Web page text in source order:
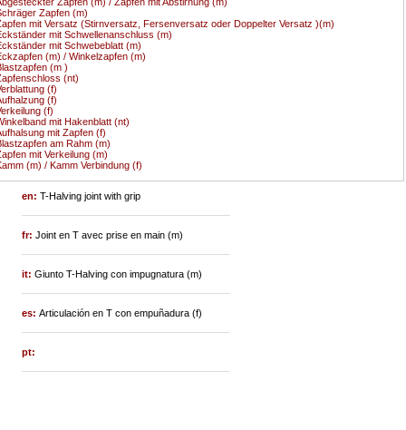
Zapfen (m)
mit Versatz (Stirnversatz, Fersenversatz oder Doppelter Versatz )(m)
mit Schwellenanschluss (m)
mit Schwebeblatt (m)
(m) / Winkelzapfen (m)
(m )
(nt)
(f)
(f)
(f)
mit Hakenblatt (nt)
mit Zapfen (f)
am Rahm (m)
mit Verkeilung (m)
(m) / Kamm Verbindung (f)
en:T-Halving joint with grip
fr:Joint en T avec prise en main (m)
it:Giunto T-Halving con impugnatura (m)
es:Articulación en T con empuñadura (f)
pt: